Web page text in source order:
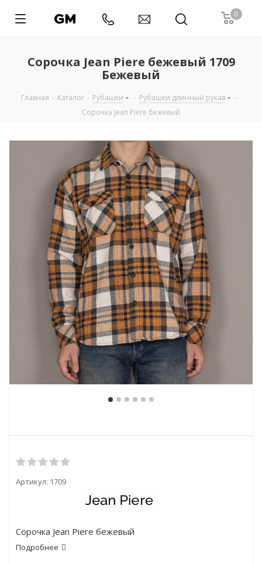
0
Сорочка Jean Piere бежевый 1709
Бежевый
Главная - Каталог - Рубашки - Рубашки длинный рукав
-
Сорочка Jean Piere бежевый
Артикул: 1709
Сорочка Jean Piere бежевый
Подробнее